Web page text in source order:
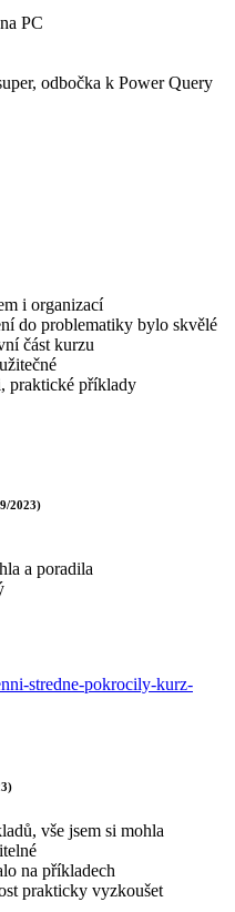
PC
odbočka k Power Query
i organizací
do problematiky bylo skvělé
část kurzu
praktické příklady
2023)
a poradila
stredne-pokrocily-kurz-
vše jsem si mohla
na příkladech
prakticky vyzkoušet